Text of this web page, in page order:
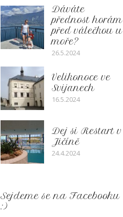
Dáváte
přednost horám
před válečkou u
moře?
26.5.2024
Velikonoce ve
Svijanech
16.5.2024
Dej si Restart v
Jičíně
24.4.2024
Sejdeme se na Facebooku
:)